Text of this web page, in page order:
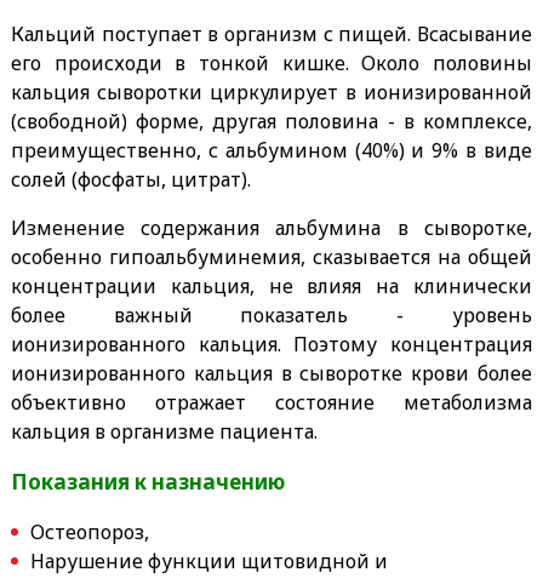
Кальций поступает в организм с пищей. Всасывание
его происходи в тонкой кишке. Около половины
кальция сыворотки циркулирует в ионизированной
(свободной) форме, другая половина - в комплексе,
преимущественно, с альбумином (40%) и 9% в виде
солей (фосфаты, цитрат).
Изменение содержания альбумина в сыворотке,
особенно гипоальбуминемия, сказывается на общей
концентрации кальция, не влияя на клинически
более важный показатель - уровень
ионизированного кальция. Поэтому концентрация
ионизированного кальция в сыворотке крови более
объективно отражает состояние метаболизма
кальция в организме пациента.
Показания к назначению
Остеопороз,
Нарушение функции щитовидной и